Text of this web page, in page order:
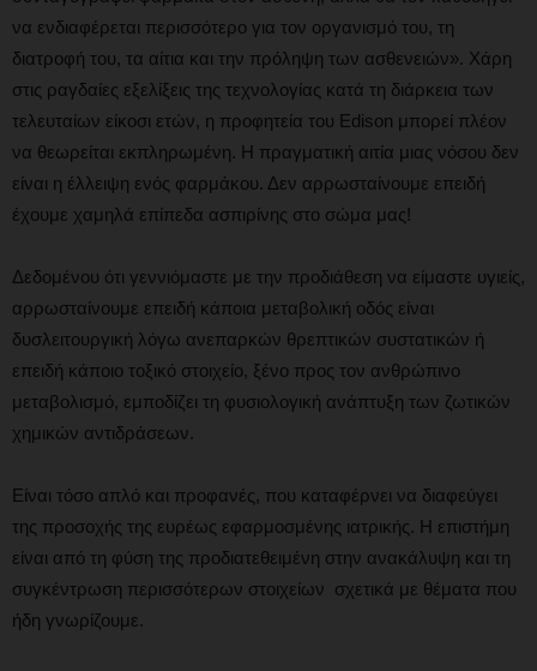
να ενδιαφέρεται περισσότερο για τον οργανισμό του, τη
διατροφή του, τα αίτια και την πρόληψη των ασθενειών». Χάρη
στις ραγδαίες εξελίξεις της τεχνολογίας κατά τη διάρκεια των
τελευταίων είκοσι ετών, η προφητεία του Edison μπορεί πλέον
να θεωρείται εκπληρωμένη. Η πραγματική αιτία μιας νόσου δεν
είναι η έλλειψη ενός φαρμάκου. Δεν αρρωσταίνουμε επειδή
έχουμε χαμηλά επίπεδα ασπιρίνης στο σώμα μας!
Δεδομένου ότι γεννιόμαστε με την προδιάθεση να είμαστε υγιείς,
αρρωσταίνουμε επειδή κάποια μεταβολική οδός είναι
δυσλειτουργική λόγω ανεπαρκών θρεπτικών συστατικών ή
επειδή κάποιο τοξικό στοιχείο, ξένο προς τον ανθρώπινο
μεταβολισμό, εμποδίζει τη φυσιολογική ανάπτυξη των ζωτικών
χημικών αντιδράσεων.
Είναι τόσο απλό και προφανές, που καταφέρνει να διαφεύγει
της προσοχής της ευρέως εφαρμοσμένης ιατρικής. Η επιστήμη
είναι από τη φύση της προδιατεθειμένη στην ανακάλυψη και τη
συγκέντρωση περισσότερων στοιχείων σχετικά με θέματα που
ήδη γνωρίζουμε.